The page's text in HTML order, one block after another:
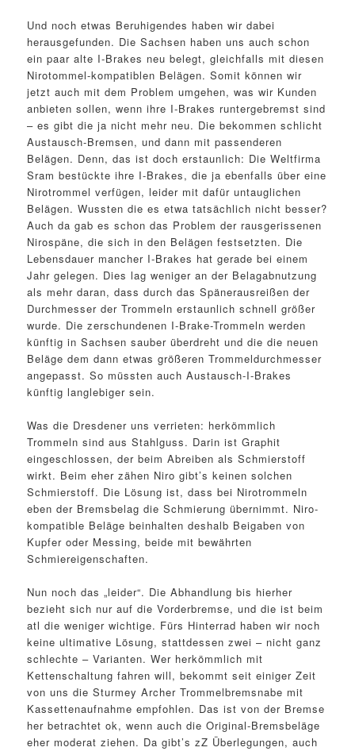
Und noch etwas Beruhigendes haben wir dabei
herausgefunden. Die Sachsen haben uns auch schon
ein paar alte I-Brakes neu belegt, gleichfalls mit diesen
Nirotommel-kompatiblen Belägen. Somit können wir
jetzt auch mit dem Problem umgehen, was wir Kunden
anbieten sollen, wenn ihre I-Brakes runtergebremst sind
– es gibt die ja nicht mehr neu. Die bekommen schlicht
Austausch-Bremsen, und dann mit passenderen
Belägen. Denn, das ist doch erstaunlich: Die Weltfirma
Sram bestückte ihre I-Brakes, die ja ebenfalls über eine
Nirotrommel verfügen, leider mit dafür untauglichen
Belägen. Wussten die es etwa tatsächlich nicht besser?
Auch da gab es schon das Problem der rausgerissenen
Nirospäne, die sich in den Belägen festsetzten. Die
Lebensdauer mancher I-Brakes hat gerade bei einem
Jahr gelegen. Dies lag weniger an der Belagabnutzung
als mehr daran, dass durch das Spänerausreißen der
Durchmesser der Trommeln erstaunlich schnell größer
wurde. Die zerschundenen I-Brake-Trommeln werden
künftig in Sachsen sauber überdreht und die die neuen
Beläge dem dann etwas größeren Trommeldurchmesser
angepasst. So müssten auch Austausch-I-Brakes
künftig langlebiger sein.
Was die Dresdener uns verrieten: herkömmlich
Trommeln sind aus Stahlguss. Darin ist Graphit
eingeschlossen, der beim Abreiben als Schmierstoff
wirkt. Beim eher zähen Niro gibt’s keinen solchen
Schmierstoff. Die Lösung ist, dass bei Nirotrommeln
eben der Bremsbelag die Schmierung übernimmt. Niro-
kompatible Beläge beinhalten deshalb Beigaben von
Kupfer oder Messing, beide mit bewährten
Schmiereigenschaften.
Nun noch das „leider“. Die Abhandlung bis hierher
bezieht sich nur auf die Vorderbremse, und die ist beim
atl die weniger wichtige. Fürs Hinterrad haben wir noch
keine ultimative Lösung, stattdessen zwei – nicht ganz
schlechte – Varianten. Wer herkömmlich mit
Kettenschaltung fahren will, bekommt seit einiger Zeit
von uns die Sturmey Archer Trommelbremsnabe mit
Kassettenaufnahme empfohlen. Das ist von der Bremse
her betrachtet ok, wenn auch die Original-Bremsbeläge
eher moderat ziehen. Da gibt’s zZ Überlegungen, auch